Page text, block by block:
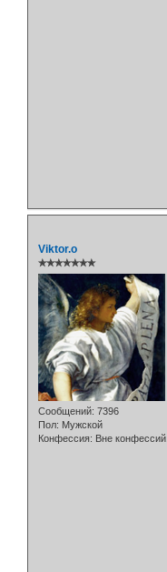
Viktor.o
✯✯✯✯✯✯✯
Сообщений: 7396
Пол: Мужской
Конфессия: Вне конфессий.